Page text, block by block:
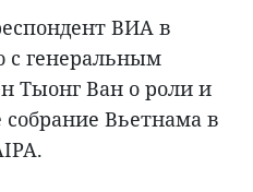
ВИА в
с генеральным
Тыонг Ван о роли и
Вьетнама в